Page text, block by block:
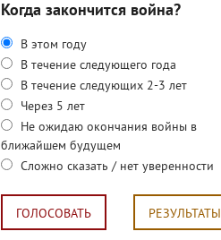
Когда закончится война?
В этом году
В течение следующего года
В течение следующих 2-3 лет
Через 5 лет
Не ожидаю окончания войны в
ближайшем будущем
Сложно сказать / нет уверенности
ГОЛОСОВАТЬ РЕЗУЛЬТАТЫ